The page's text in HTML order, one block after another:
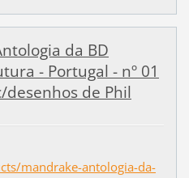
da BD
- Portugal - nº 01
desenhos de Phil
mandrake-antologia-da-